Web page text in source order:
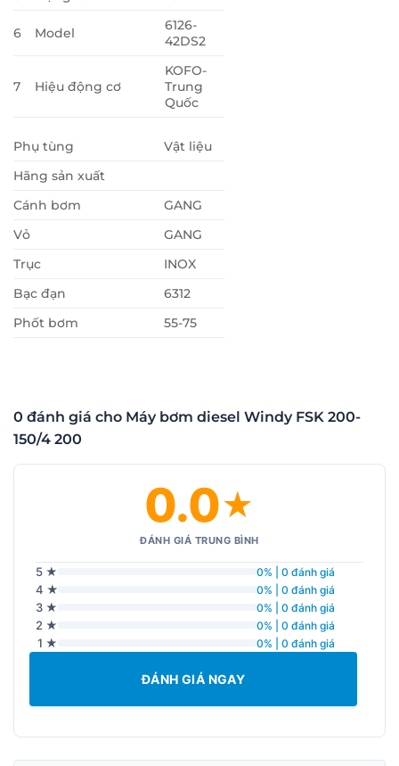
6 Model
6126-
42DS2
7 Hiệu động cơ
KOFO-
Trung
Quốc
Phụ tùng
Vật liệu
Hãng sản xuất
Cánh bơm
GANG
Vỏ
GANG
Trục
INOX
Bạc đạn
6312
Phốt bơm
55-75
0 đánh giá cho Máy bơm diesel Windy FSK 200-
150/4 200
0.0★
ĐÁNH GIÁ TRUNG BÌNH
5 ★ 0% | 0 đánh giá
4 ★ 0% | 0 đánh giá
3 ★ 0% | 0 đánh giá
2 ★ 0% | 0 đánh giá
1 ★ 0% | 0 đánh giá
ĐÁNH GIÁ NGAY